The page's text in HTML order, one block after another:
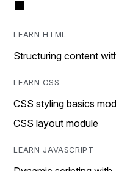
LEARN HTML
Structuring content
LEARN CSS
CSS styling basics
CSS layout module
LEARN JAVASCRIPT